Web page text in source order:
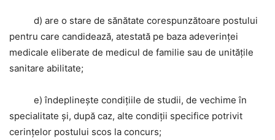
d) are o stare de sănătate corespunzătoare postului
pentru care candidează, atestată pe baza adeverinței
medicale eliberate de medicul de familie sau de unitățile
sanitare abilitate;
e) îndeplinește condițiile de studii, de vechime în
specialitate și, după caz, alte condiții specifice potrivit
cerințelor postului scos la concurs;